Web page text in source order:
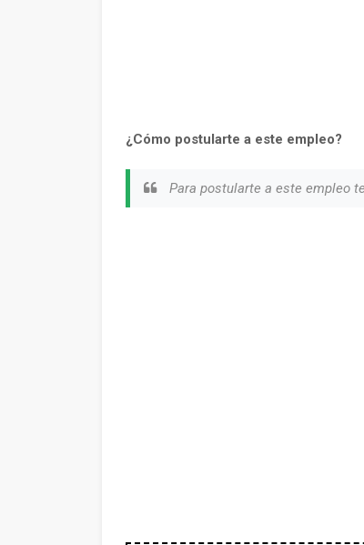
¿Cómo postularte a este empleo?
Para postularte a este empleo